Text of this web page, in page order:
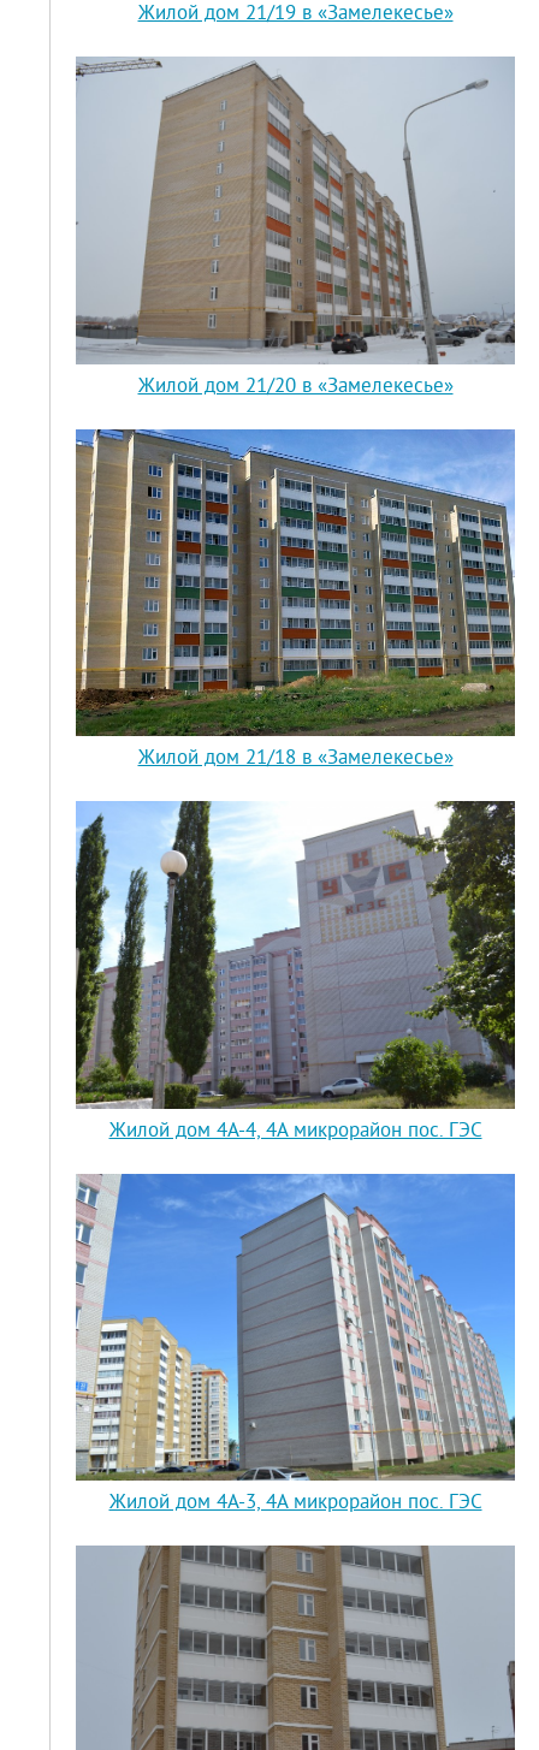
Жилой дом 21/19 в «Замелекесье»
Жилой дом 21/20 в «Замелекесье»
Жилой дом 21/18 в «Замелекесье»
Жилой дом 4А-4, 4А микрорайон пос. ГЭС
Жилой дом 4А-3, 4А микрорайон пос. ГЭС